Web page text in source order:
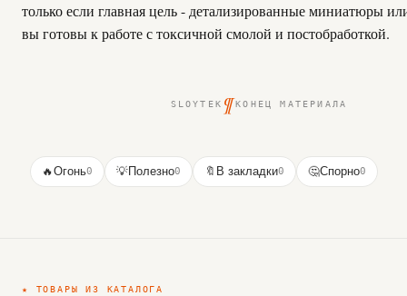
только если главная цель - детализированные миниатюры
вы готовы к работе с токсичной смолой и постобработкой.
SLOYTEK ¶КОНЕЦ МАТЕРИАЛА
🔥Огонь0 💡Полезно0 🔖 В закладки0 🤔Спорно0
★ ТОВАРЫ ИЗ КАТАЛОГА